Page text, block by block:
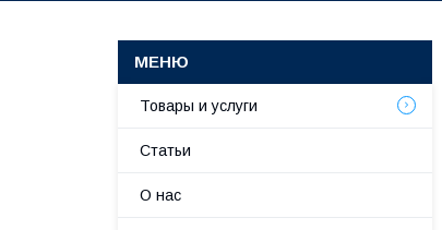
Товары и услуги
Статьи
О нас